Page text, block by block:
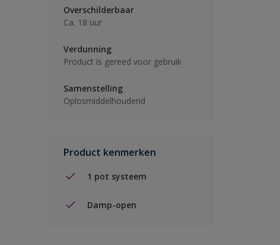
Overschilderbaar
Ca. 18 uur
Verdunning
Product is gereed voor gebruik
Samenstelling
Oplosmiddelhoudend
Product kenmerken
1 pot systeem
Damp-open